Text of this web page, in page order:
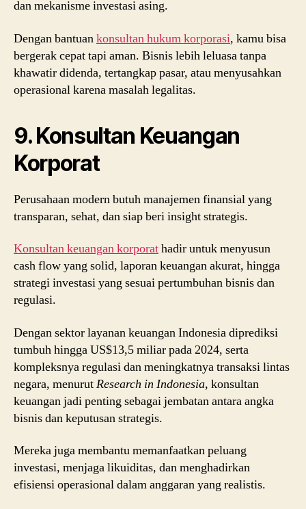
dan mekanisme investasi asing.
Dengan bantuankonsultan hukum korporasi, kamu bisa
bergerak cepat tapi aman. Bisnis lebih leluasa tanpa
khawatir didenda, tertangkap pasar, atau menyusahkan
operasional karena masalah legalitas.
9. Konsultan Keuangan
Korporat
Perusahaan modern butuh manajemen finansial yang
transparan, sehat, dan siap beri insight strategis.
Konsultan keuangan korporathadir untuk menyusun
cash flow yang solid, laporan keuangan akurat, hingga
strategi investasi yang sesuai pertumbuhan bisnis dan
regulasi.
Dengan sektor layanan keuangan Indonesia diprediksi
tumbuh hingga US$13,5 miliar pada 2024, serta
kompleksnya regulasi dan meningkatnya transaksi lintas
negara, menurutResearch in Indonesia, konsultan
keuangan jadi penting sebagai jembatan antara angka
bisnis dan keputusan strategis.
Mereka juga membantu memanfaatkan peluang
investasi, menjaga likuiditas, dan menghadirkan
efisiensi operasional dalam anggaran yang realistis.